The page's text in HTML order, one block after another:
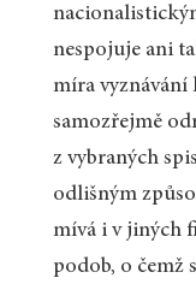
nespojuje ani
míra vyznávání
samozřejmě
z vybraných
odlišným
mívá i v jiných
podob, o čemž